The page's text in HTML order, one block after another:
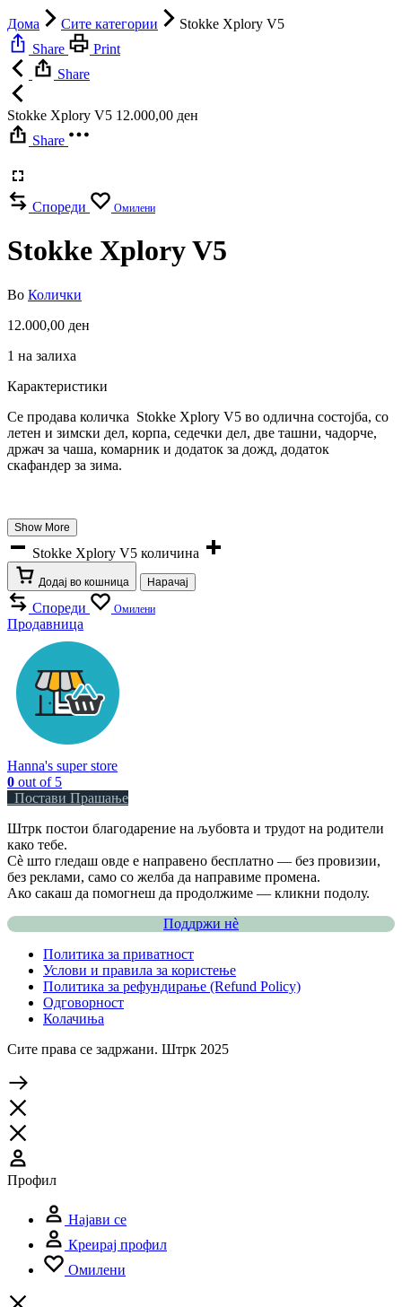
Дома Сите категории
Stokke Xplory V5
Share
Print
Share
Stokke Xplory V5 12.000,00 ден
Share
Спореди Омилени
Stokke Xplory V5
Во Колички
12.000,00 ден
1 на залиха
Карактеристики
Се продава количка Stokke Xplory V5 во одлична состојба, со
летен и зимски дел, корпа, седечки дел, две ташни, чадорче,
држач за чаша, комарник и додаток за дожд, додаток
скафандер за зима.
Show More
Stokke Xplory V5 количина
Додај во кошница Нарачај
Спореди Омилени
Продавница
Hanna's super store
0 out of 5
Постави Прашање
Штрк постои благодарение на љубовта и трудот на родители
како тебе.
Сè што гледаш овде е направено бесплатно — без провизии,
без реклами, само со желба да направиме промена.
Ако сакаш да помогнеш да продолжиме — кликни подолу.
Поддржи нѐ
Политика за приватност
Услови и правила за користење
Политика за рефундирање (Refund Policy)
Одговорност
Колачиња
Сите права се задржани. Штрк 2025
Профил
Најави се
Креирај профил
Омилени